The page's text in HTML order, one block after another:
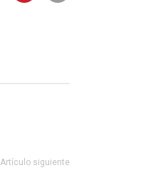
Artículo siguiente